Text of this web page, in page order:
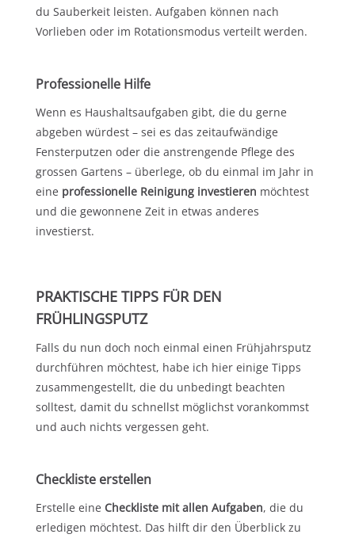
du Sauberkeit leisten. Aufgaben können nach
Vorlieben oder im Rotationsmodus verteilt werden.
Professionelle Hilfe
Wenn es Haushaltsaufgaben gibt, die du gerne
abgeben würdest – sei es das zeitaufwändige
Fensterputzen oder die anstrengende Pflege des
grossen Gartens – überlege, ob du einmal im Jahr in
eine professionelle Reinigung investieren möchtest
und die gewonnene Zeit in etwas anderes
investierst.
PRAKTISCHE TIPPS FÜR DEN
FRÜHLINGSPUTZ
Falls du nun doch noch einmal einen Frühjahrsputz
durchführen möchtest, habe ich hier einige Tipps
zusammengestellt, die du unbedingt beachten
solltest, damit du schnellst möglichst vorankommst
und auch nichts vergessen geht.
Checkliste erstellen
Erstelle eine Checkliste mit allen Aufgaben, die du
erledigen möchtest. Das hilft dir den Überblick zu